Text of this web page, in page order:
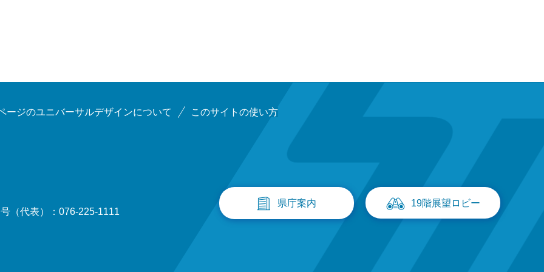
ージのユニバーサルデザインについて このサイトの使い方
（代表）：076-225-1111
県庁案内 19階展望ロビー